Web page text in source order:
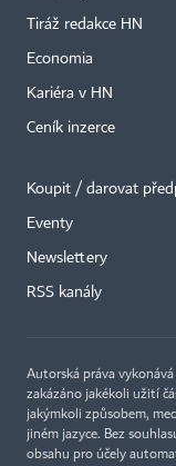
Tiráž redakce HN
Economia
Kariéra v HN
Ceník inzerce
Koupit / darovat
Eventy
Newslettery
RSS kanály
Autorská práva
zakázáno jakékoli užití
jakýmkoli způsobem,
jiném jazyce. Bez
obsahu pro účely